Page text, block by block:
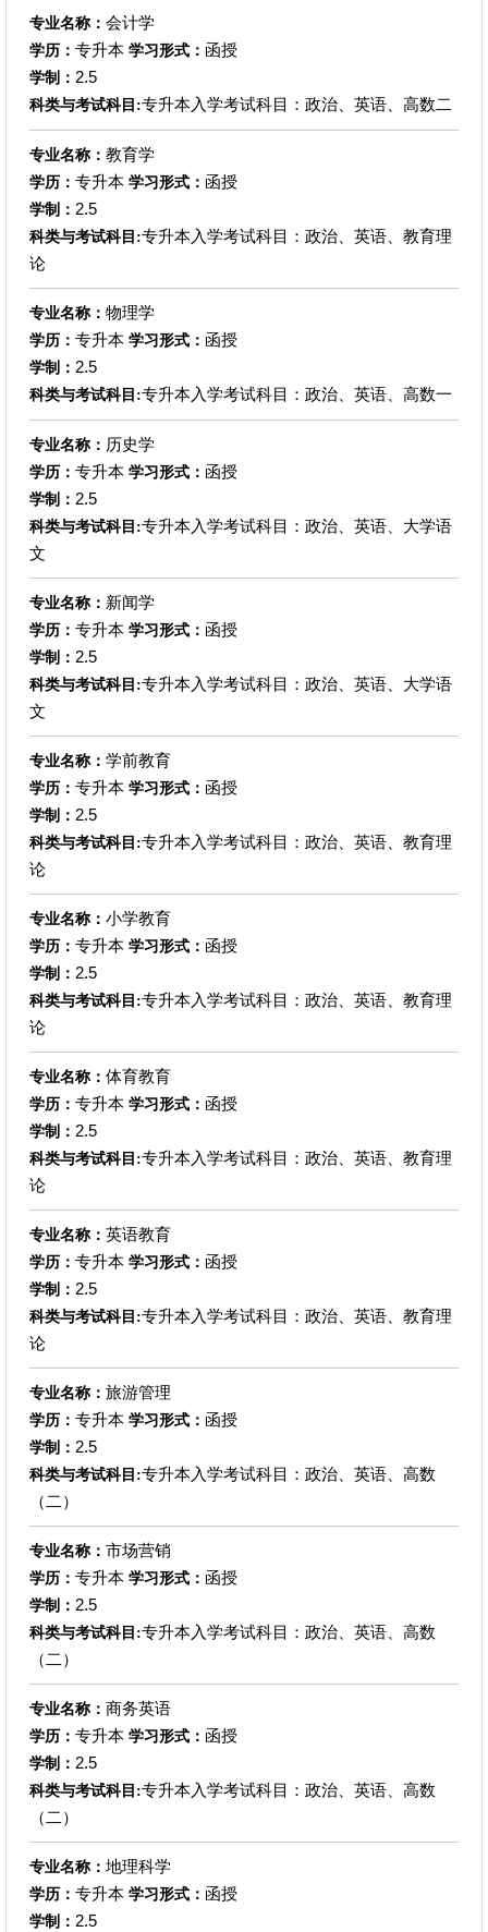
专业名称： 会计学
学历： 专升本 学习形式： 函授
学制： 2.5
科类与考试科目:专升本入学考试科目：政治、英语、高数二
专业名称： 教育学
学历： 专升本 学习形式： 函授
学制： 2.5
科类与考试科目:专升本入学考试科目：政治、英语、教育理
论
专业名称： 物理学
学历： 专升本 学习形式： 函授
学制： 2.5
科类与考试科目:专升本入学考试科目：政治、英语、高数一
专业名称： 历史学
学历： 专升本 学习形式： 函授
学制： 2.5
科类与考试科目:专升本入学考试科目：政治、英语、大学语
文
专业名称： 新闻学
学历： 专升本 学习形式： 函授
学制： 2.5
科类与考试科目:专升本入学考试科目：政治、英语、大学语
文
专业名称： 学前教育
学历： 专升本 学习形式： 函授
学制： 2.5
科类与考试科目:专升本入学考试科目：政治、英语、教育理
论
专业名称： 小学教育
学历： 专升本 学习形式： 函授
学制： 2.5
科类与考试科目:专升本入学考试科目：政治、英语、教育理
论
专业名称： 体育教育
学历： 专升本 学习形式： 函授
学制： 2.5
科类与考试科目:专升本入学考试科目：政治、英语、教育理
论
专业名称： 英语教育
学历： 专升本 学习形式： 函授
学制： 2.5
科类与考试科目:专升本入学考试科目：政治、英语、教育理
论
专业名称： 旅游管理
学历： 专升本 学习形式： 函授
学制： 2.5
科类与考试科目:专升本入学考试科目：政治、英语、高数
（二）
专业名称： 市场营销
学历： 专升本 学习形式： 函授
学制： 2.5
科类与考试科目:专升本入学考试科目：政治、英语、高数
（二）
专业名称： 商务英语
学历： 专升本 学习形式： 函授
学制： 2.5
科类与考试科目:专升本入学考试科目：政治、英语、高数
（二）
专业名称： 地理科学
学历： 专升本 学习形式： 函授
学制： 2.5